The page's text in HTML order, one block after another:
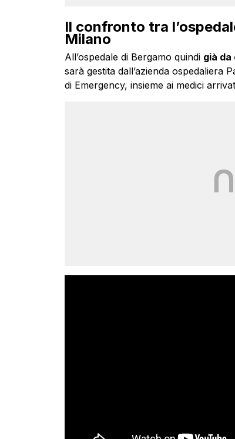
Il confronto tra
Milano
All’ospedale di Bergamo quindi già da
sarà gestita dall’azienda ospedaliera
di Emergency, insieme ai medici